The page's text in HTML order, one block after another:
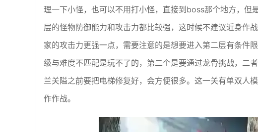
理一下小怪，也可以不用打小怪，直接到boss那个地方，但
层的怪物防御能力和攻击力都比较强，这时候不建议近身作
家的攻击力更强一点，需要注意的是想要进入第二层有条件
级与难度不匹配是玩不了的，第二个是要通过龙骨挑战，二
兰关隘之前要把电梯修复好，会方便很多。这一关有单双人
作作战。